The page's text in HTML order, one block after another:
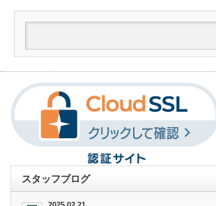
スタッフブログ